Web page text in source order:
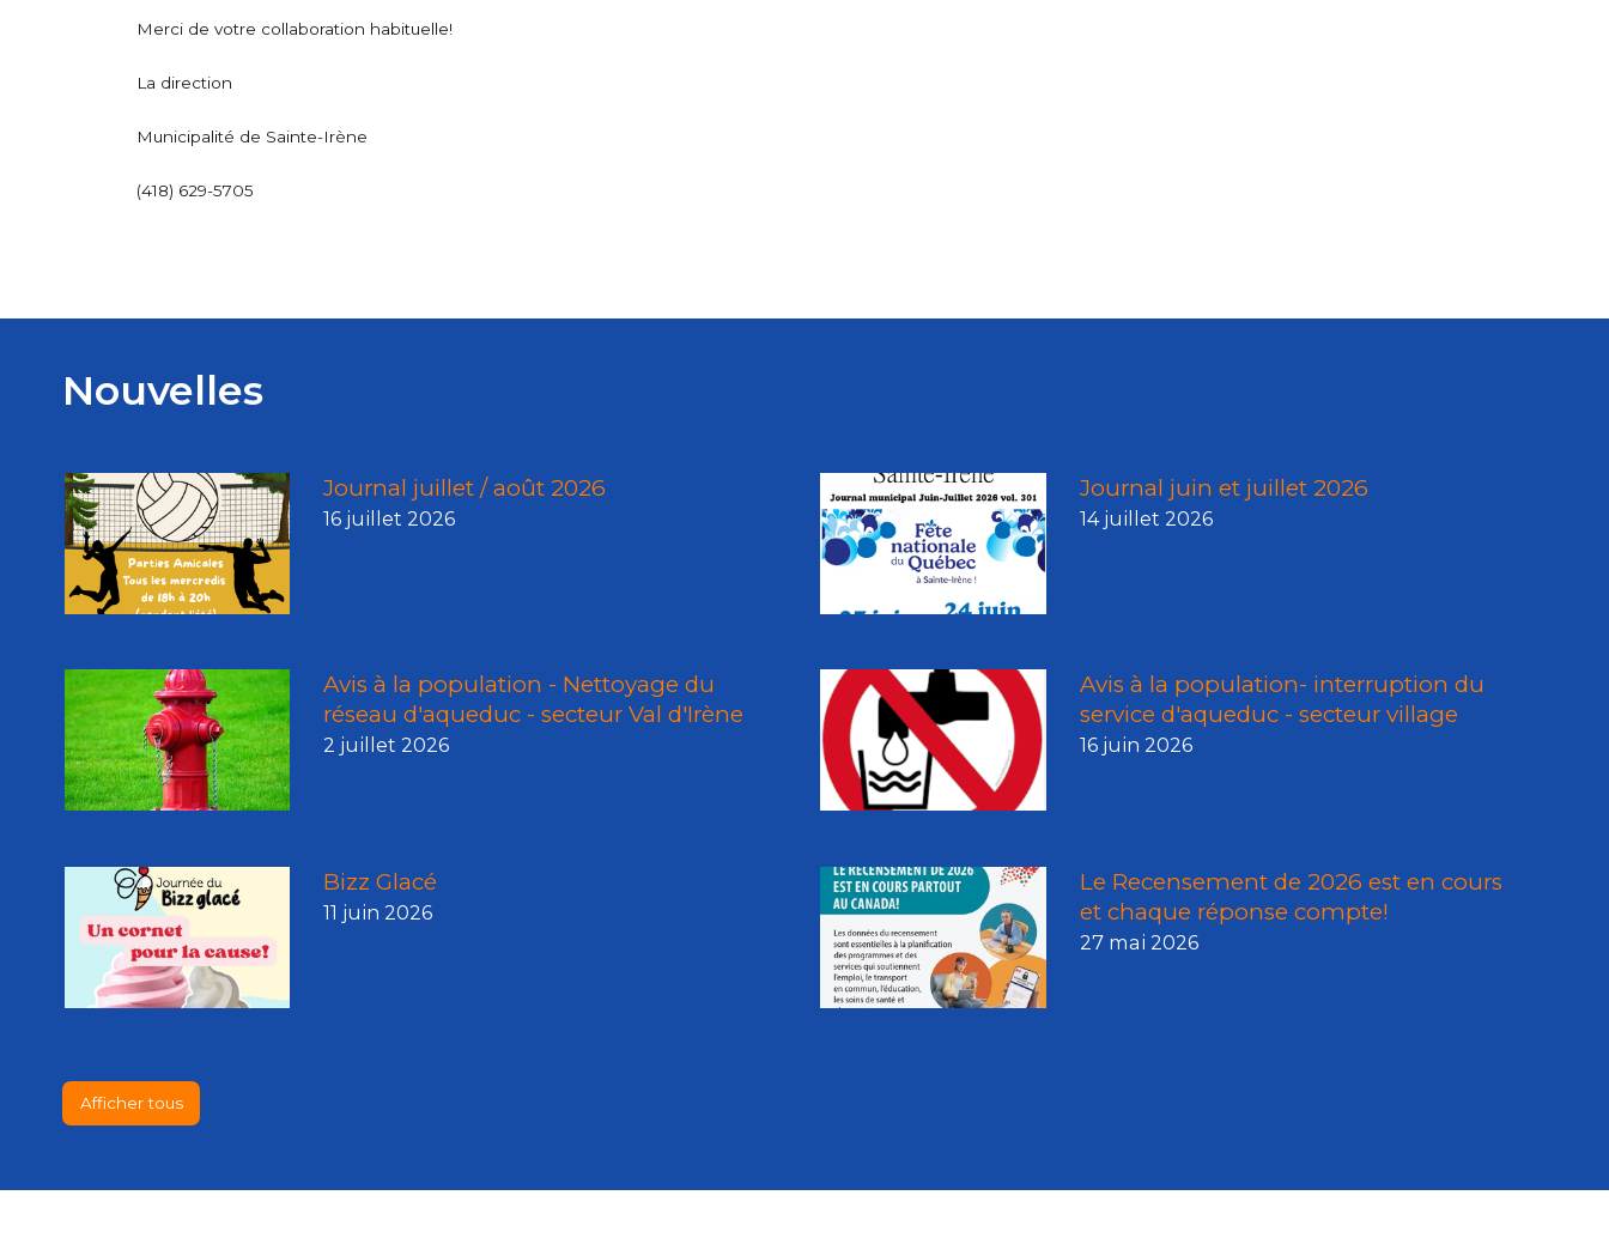
Merci de votre collaboration habituelle!
La direction
Municipalité de Sainte-Irène
(418) 629-5705
Nouvelles
Journal juillet / août 2026
16 juillet 2026
Journal juin et juillet 2026
14 juillet 2026
Avis à la population - Nettoyage du
réseau d'aqueduc - secteur Val d'Irène
2 juillet 2026
Avis à la population- interruption du
service d'aqueduc - secteur village
16 juin 2026
Bizz Glacé
11 juin 2026
Le Recensement de 2026 est en cours
et chaque réponse compte!
27 mai 2026
Afficher tous